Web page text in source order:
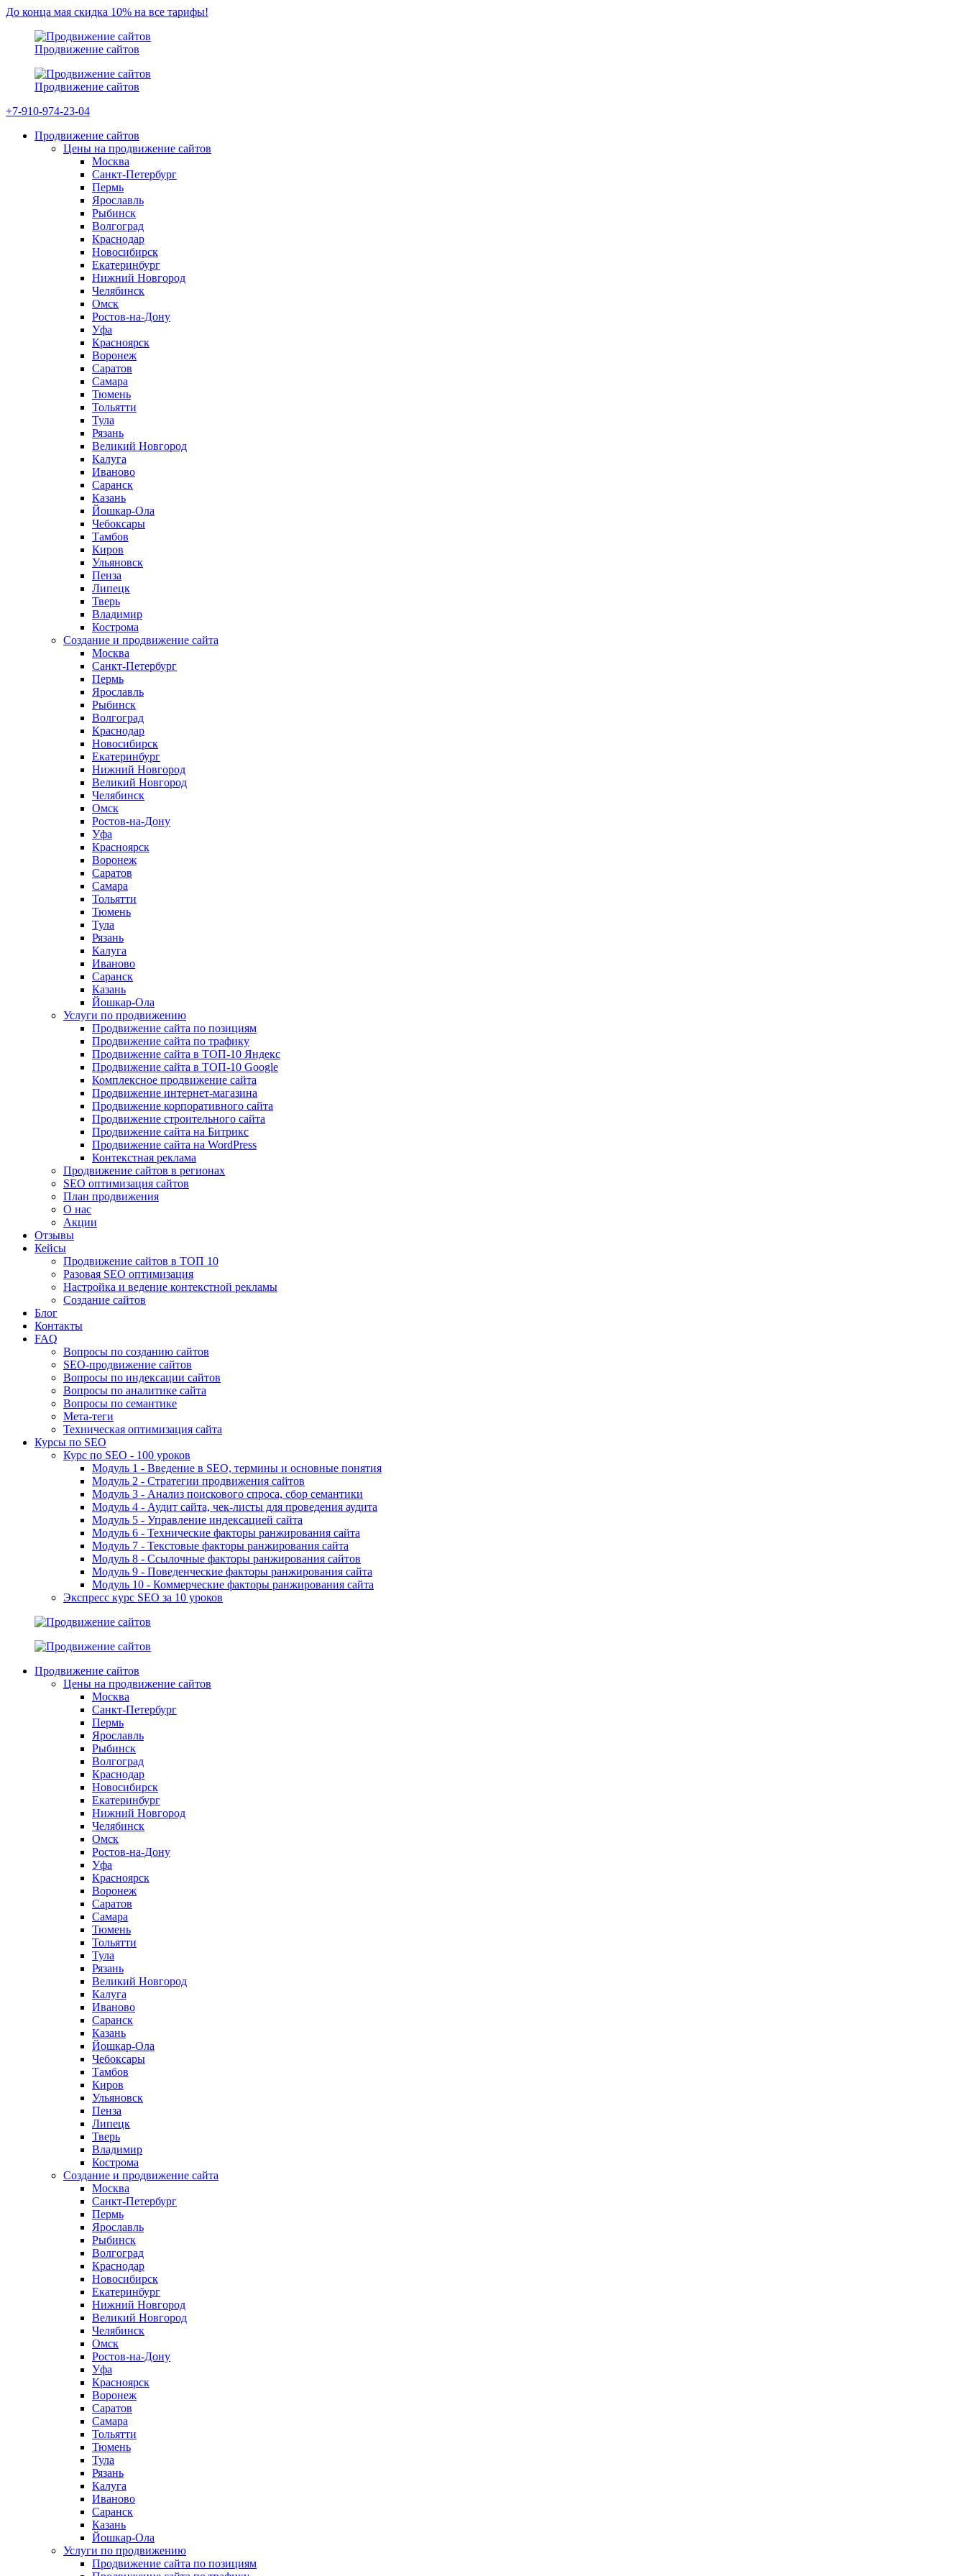
До конца мая скидка 10% на все тарифы!
Продвижение сайтов
Продвижение сайтов
+7-910-974-23-04
Продвижение сайтов
Цены на продвижение сайтов
Москва
Санкт-Петербург
Пермь
Ярославль
Рыбинск
Волгоград
Краснодар
Новосибирск
Екатеринбург
Нижний Новгород
Челябинск
Омск
Ростов-на-Дону
Уфа
Красноярск
Воронеж
Саратов
Самара
Тюмень
Тольятти
Тула
Рязань
Великий Новгород
Калуга
Иваново
Саранск
Казань
Йошкар-Ола
Чебоксары
Тамбов
Киров
Ульяновск
Пенза
Липецк
Тверь
Владимир
Кострома
Создание и продвижение сайта
Москва
Санкт-Петербург
Пермь
Ярославль
Рыбинск
Волгоград
Краснодар
Новосибирск
Екатеринбург
Нижний Новгород
Великий Новгород
Челябинск
Омск
Ростов-на-Дону
Уфа
Красноярск
Воронеж
Саратов
Самара
Тольятти
Тюмень
Тула
Рязань
Калуга
Иваново
Саранск
Казань
Йошкар-Ола
Услуги по продвижению
Продвижение сайта по позициям
Продвижение сайта по трафику
Продвижение сайта в ТОП-10 Яндекс
Продвижение сайта в ТОП-10 Google
Комплексное продвижение сайта
Продвижение интернет-магазина
Продвижение корпоративного сайта
Продвижение строительного сайта
Продвижение сайта на Битрикс
Продвижение сайта на WordPress
Контекстная реклама
Продвижение сайтов в регионах
SEO оптимизация сайтов
План продвижения
О нас
Акции
Отзывы
Кейсы
Продвижение сайтов в ТОП 10
Разовая SEO оптимизация
Настройка и ведение контекстной рекламы
Создание сайтов
Блог
Контакты
FAQ
Вопросы по созданию сайтов
SEO-продвижение сайтов
Вопросы по индексации сайтов
Вопросы по аналитике сайта
Вопросы по семантике
Мета-теги
Техническая оптимизация сайта
Курсы по SEO
Курс по SEO - 100 уроков
Модуль 1 - Введение в SEO, термины и основные понятия
Модуль 2 - Стратегии продвижения сайтов
Модуль 3 - Анализ поискового спроса, сбор семантики
Модуль 4 - Аудит сайта, чек-листы для проведения аудита
Модуль 5 - Управление индексацией сайта
Модуль 6 - Технические факторы ранжирования сайта
Модуль 7 - Текстовые факторы ранжирования сайта
Модуль 8 - Ссылочные факторы ранжирования сайтов
Модуль 9 - Поведенческие факторы ранжирования сайта
Модуль 10 - Коммерческие факторы ранжирования сайта
Экспресс курс SEO за 10 уроков
Продвижение сайтов
Цены на продвижение сайтов
Москва
Санкт-Петербург
Пермь
Ярославль
Рыбинск
Волгоград
Краснодар
Новосибирск
Екатеринбург
Нижний Новгород
Челябинск
Омск
Ростов-на-Дону
Уфа
Красноярск
Воронеж
Саратов
Самара
Тюмень
Тольятти
Тула
Рязань
Великий Новгород
Калуга
Иваново
Саранск
Казань
Йошкар-Ола
Чебоксары
Тамбов
Киров
Ульяновск
Пенза
Липецк
Тверь
Владимир
Кострома
Создание и продвижение сайта
Москва
Санкт-Петербург
Пермь
Ярославль
Рыбинск
Волгоград
Краснодар
Новосибирск
Екатеринбург
Нижний Новгород
Великий Новгород
Челябинск
Омск
Ростов-на-Дону
Уфа
Красноярск
Воронеж
Саратов
Самара
Тольятти
Тюмень
Тула
Рязань
Калуга
Иваново
Саранск
Казань
Йошкар-Ола
Услуги по продвижению
Продвижение сайта по позициям